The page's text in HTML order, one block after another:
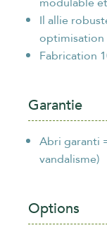
Il allie
optimisation
Fabrication
Garantie
Abri garanti
vandalisme)
Options